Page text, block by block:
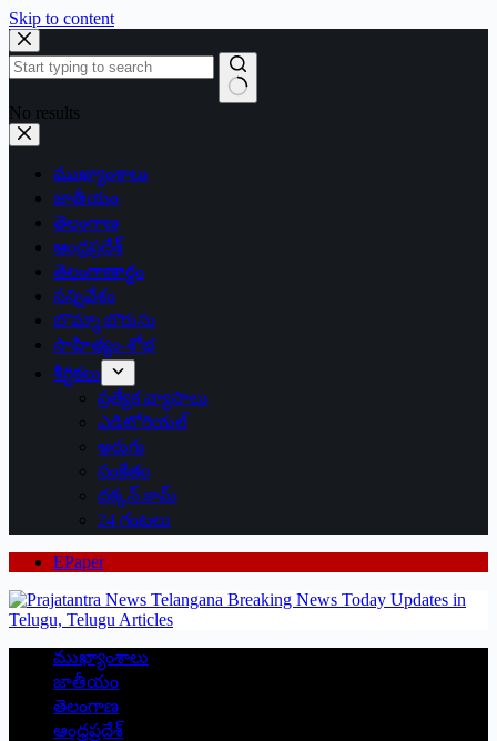
Skip to content
No results
ముఖ్యాంశాలు
జాతీయం
తెలంగాణ
ఆంధ్రప్రదేశ్
తెలంగాణార్థం
సన్నివేశం
బొమ్మా బొరుసు
సాహిత్యం-శోభ
శీర్షికలు
ప్రత్యేక వ్యాసాలు
ఎడిటోరియల్
అరుగు
సంకేతం
దక్కన్.కామ్
24 గంటలు
EPaper
ముఖ్యాంశాలు
జాతీయం
తెలంగాణ
ఆంధ్రప్రదేశ్